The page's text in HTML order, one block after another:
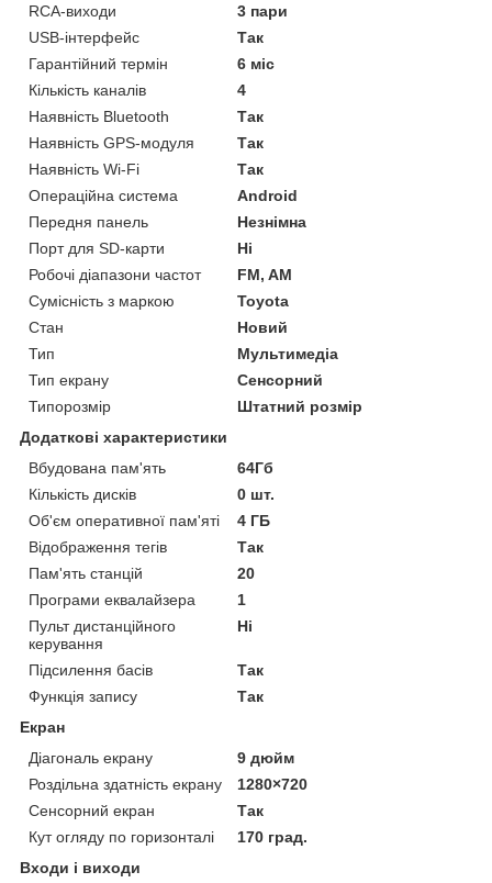
RCA-виходи
3 пари
USB-інтерфейс
Так
Гарантійний термін
6 міс
Кількість каналів
4
Наявність Bluetooth
Так
Наявність GPS-модуля
Так
Наявність Wi-Fi
Так
Операційна система
Android
Передня панель
Незнімна
Порт для SD-карти
Ні
Робочі діапазони частот
FM, AM
Сумісність з маркою
Toyota
Стан
Новий
Тип
Мультимедіа
Тип екрану
Сенсорний
Типорозмір
Штатний розмір
Додаткові характеристики
Вбудована пам'ять
64Гб
Кількість дисків
0 шт.
Об'єм оперативної пам'яті
4 ГБ
Відображення тегів
Так
Пам'ять станцій
20
Програми еквалайзера
1
Пульт дистанційного
керування
Ні
Підсилення басів
Так
Функція запису
Так
Екран
Діагональ екрану
9 дюйм
Роздільна здатність екрану
1280×720
Сенсорний екран
Так
Кут огляду по горизонталі
170 град.
Входи і виходи